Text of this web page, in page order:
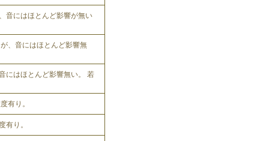
音にはほとんど影響が無い
、音にはほとんど影響無
にはほとんど影響無い。 若
有り。
有り。